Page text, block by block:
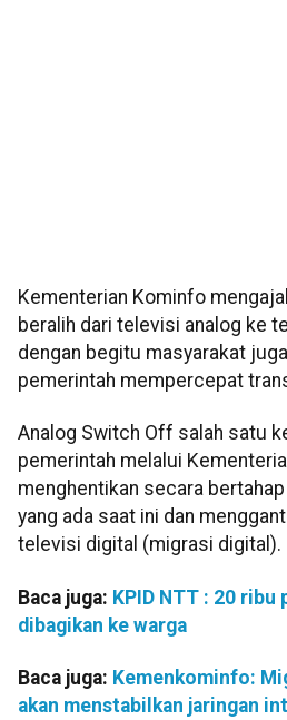
Kementerian Kominfo
beralih dari televisi analog ke
dengan begitu masyarakat
pemerintah mempercepat
Analog Switch Off salah satu
pemerintah melalui
menghentikan secara
yang ada saat ini dan
televisi digital (migrasi digital).
Baca juga: KPID NTT : 20 ribu
dibagikan ke warga
Baca juga: Kemenkominfo:
akan menstabilkan jaringan